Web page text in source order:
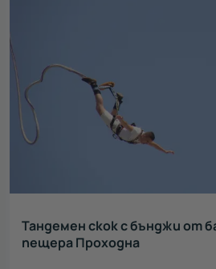
Тандемен скок с бънджи от
пещера Проходна